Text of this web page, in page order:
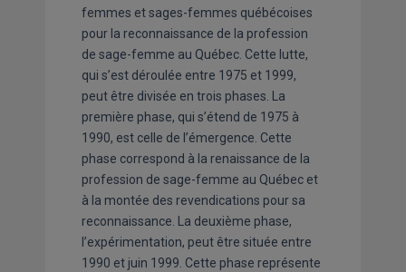
femmes et sages-femmes québécoises
pour la reconnaissance de la profession
de sage-femme au Québec. Cette lutte,
qui s’est déroulée entre 1975 et 1999,
peut être divisée en trois phases. La
première phase, qui s’étend de 1975 à
1990, est celle de l’émergence. Cette
phase correspond à la renaissance de la
profession de sage-femme au Québec et
à la montée des revendications pour sa
reconnaissance. La deuxième phase,
l’expérimentation, peut être située entre
1990 et juin 1999. Cette phase représente